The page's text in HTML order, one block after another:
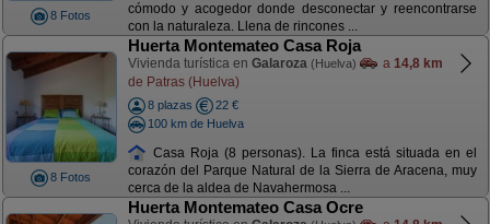
8 Fotos
cómodo y acogedor donde desconectar y reencontrarse
con la naturaleza. Llena de rincones ...
8 Fotos
Huerta Montemateo Casa Roja
Vivienda turística en Galaroza (Huelva) a 14,8 km
de Patras (Huelva)
8 plazas
22 €
100 km de Huelva
Casa Roja (8 personas). La finca está situada en el
corazón del Parque Natural de la Sierra de Aracena, muy
cerca de la aldea de Navahermosa ...
Huerta Montemateo Casa Ocre